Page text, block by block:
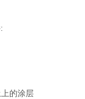
上的涂层